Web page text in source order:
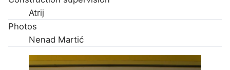
Atrij
Photos
Nenad Martić